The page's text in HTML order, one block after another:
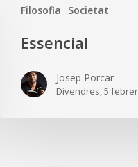
Filosofia Societat
Essencial
Josep Porcar
Divendres, 5